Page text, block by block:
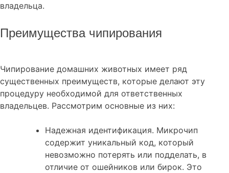
владельца.
Преимущества чипирования
Чипирование домашних животных имеет ряд
существенных преимуществ, которые делают эту
процедуру необходимой для ответственных
владельцев. Рассмотрим основные из них:
Надежная идентификация. Микрочип
содержит уникальный код, который
невозможно потерять или подделать, в
отличие от ошейников или бирок. Это